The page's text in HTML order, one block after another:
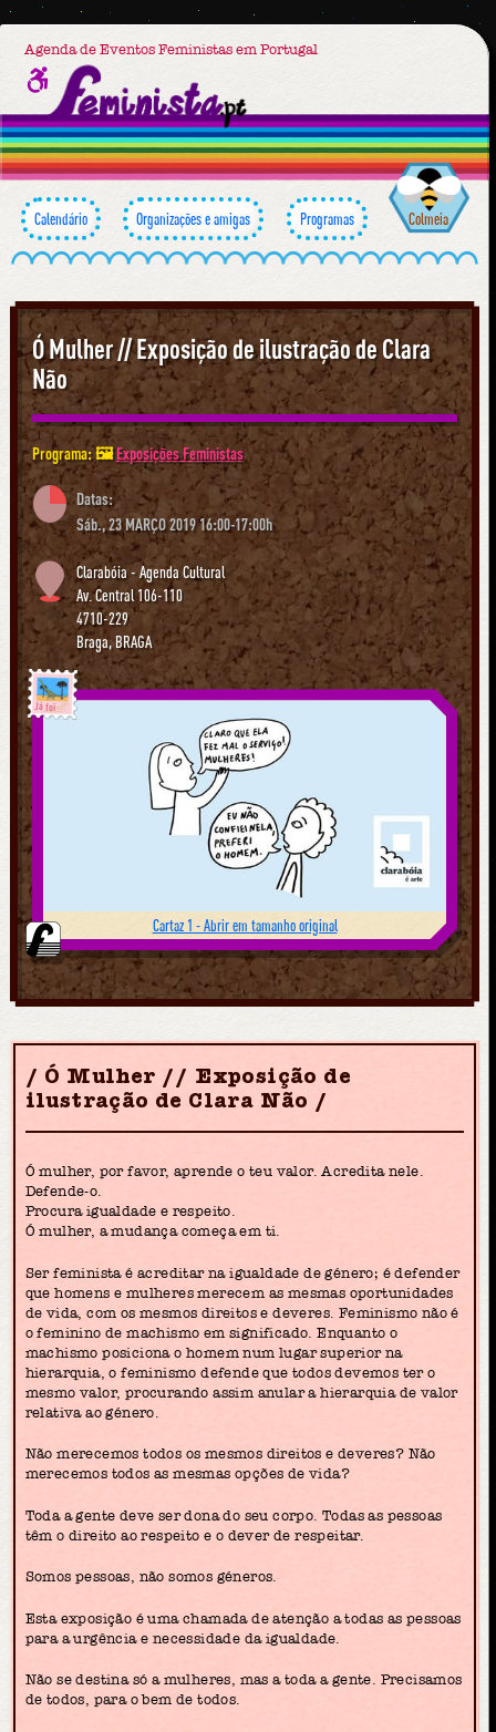
Agenda de Eventos Feministas em Portugal
Calendário Organizações e amigas Programas Colmeia
Ó Mulher // Exposição de ilustração de Clara
Não
Programa: 🖼Exposições Feministas
Datas:
Sáb., 23 MARÇO 2019 16:00-17:00h
Clarabóia - Agenda Cultural
Av. Central 106-110
4710-229
Braga, BRAGA
Já foi
Cartaz 1 - Abrir em tamanho original
Ó Mulher // Exposição de
ilustração de Clara Não
Ó mulher, por favor, aprende o teu valor. Acredita nele.
Defende-o.
Procura igualdade e respeito.
Ó mulher, a mudança começa em ti.
Ser feminista é acreditar na igualdade de género; é defender
que homens e mulheres merecem as mesmas oportunidades
de vida, com os mesmos direitos e deveres. Feminismo não é
o feminino de machismo em significado. Enquanto o
machismo posiciona o homem num lugar superior na
hierarquia, o feminismo defende que todos devemos ter o
mesmo valor, procurando assim anular a hierarquia de valor
relativa ao género.
Não merecemos todos os mesmos direitos e deveres? Não
merecemos todos as mesmas opções de vida?
Toda a gente deve ser dona do seu corpo. Todas as pessoas
têm o direito ao respeito e o dever de respeitar.
Somos pessoas, não somos géneros.
Esta exposição é uma chamada de atenção a todas as pessoas
para a urgência e necessidade da igualdade.
Não se destina só a mulheres, mas a toda a gente. Precisamos
de todos, para o bem de todos.